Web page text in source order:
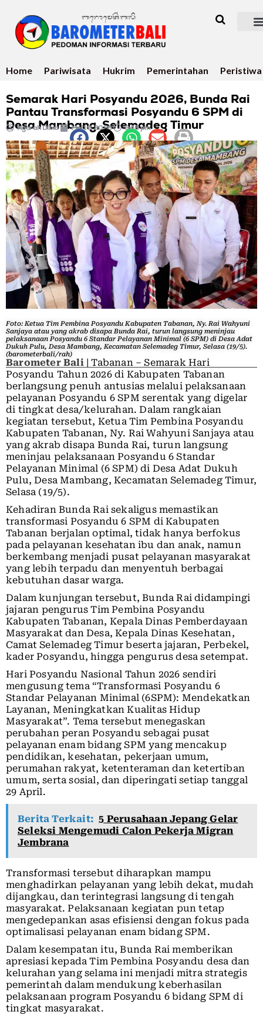
Home Pariwisata Hukrim Pemerintahan Peristiwa
Semarak Hari Posyandu 2026, Bunda Rai
Pantau Transformasi Posyandu 6 SPM di
Desa Mambang, Selemadeg Timur
Ngurah Dibia Mei 19, 2026 9:46 pm
Foto: Ketua Tim Pembina Posyandu Kabupaten Tabanan, Ny. Rai Wahyuni
Sanjaya atau yang akrab disapa Bunda Rai, turun langsung meninjau
pelaksanaan Posyandu 6 Standar Pelayanan Minimal (6 SPM) di Desa Adat
Dukuh Pulu, Desa Mambang, Kecamatan Selemadeg Timur, Selasa (19/5).
(barometerbali/rah)
Barometer Bali
| Tabanan – Semarak Hari
Posyandu Tahun 2026 di Kabupaten Tabanan
berlangsung penuh antusias melalui pelaksanaan
pelayanan Posyandu 6 SPM serentak yang digelar
di tingkat desa/kelurahan. Dalam rangkaian
kegiatan tersebut, Ketua Tim Pembina Posyandu
Kabupaten Tabanan, Ny. Rai Wahyuni Sanjaya atau
yang akrab disapa Bunda Rai, turun langsung
meninjau pelaksanaan Posyandu 6 Standar
Pelayanan Minimal (6 SPM) di Desa Adat Dukuh
Pulu, Desa Mambang, Kecamatan Selemadeg Timur,
Selasa (19/5).
Kehadiran Bunda Rai sekaligus memastikan
transformasi Posyandu 6 SPM di Kabupaten
Tabanan berjalan optimal, tidak hanya berfokus
pada pelayanan kesehatan ibu dan anak, namun
berkembang menjadi pusat pelayanan masyarakat
yang lebih terpadu dan menyentuh berbagai
kebutuhan dasar warga.
Dalam kunjungan tersebut, Bunda Rai didampingi
jajaran pengurus Tim Pembina Posyandu
Kabupaten Tabanan, Kepala Dinas Pemberdayaan
Masyarakat dan Desa, Kepala Dinas Kesehatan,
Camat Selemadeg Timur beserta jajaran, Perbekel,
kader Posyandu, hingga pengurus desa setempat.
Hari Posyandu Nasional Tahun 2026 sendiri
mengusung tema “Transformasi Posyandu 6
Standar Pelayanan Minimal (6SPM): Mendekatkan
Layanan, Meningkatkan Kualitas Hidup
Masyarakat”. Tema tersebut menegaskan
perubahan peran Posyandu sebagai pusat
pelayanan enam bidang SPM yang mencakup
pendidikan, kesehatan, pekerjaan umum,
perumahan rakyat, ketenteraman dan ketertiban
umum, serta sosial, dan diperingati setiap tanggal
29 April.
Berita Terkait: 5 Perusahaan Jepang Gelar
Seleksi Mengemudi Calon Pekerja Migran
Jembrana
Transformasi tersebut diharapkan mampu
menghadirkan pelayanan yang lebih dekat, mudah
dijangkau, dan terintegrasi langsung di tengah
masyarakat. Pelaksanaan kegiatan pun tetap
mengedepankan asas efisiensi dengan fokus pada
optimalisasi pelayanan enam bidang SPM.
Dalam kesempatan itu, Bunda Rai memberikan
apresiasi kepada Tim Pembina Posyandu desa dan
kelurahan yang selama ini menjadi mitra strategis
pemerintah dalam mendukung keberhasilan
pelaksanaan program Posyandu 6 bidang SPM di
tingkat masyarakat.